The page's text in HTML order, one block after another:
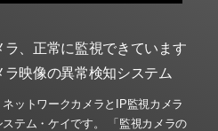
ラ、正常に監視できています
ラ映像の異常検知システム
ネットワークカメラとIP監視カメラ
ステム・ケイです。 「監視カメラの